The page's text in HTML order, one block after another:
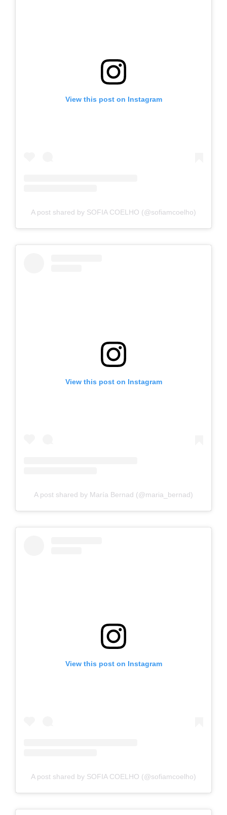
View this post on Instagram
A post shared by SOFIA COELHO (@sofiamcoelho)
View this post on Instagram
A post shared by María Bernad (@maria_bernad)
View this post on Instagram
A post shared by SOFIA COELHO (@sofiamcoelho)